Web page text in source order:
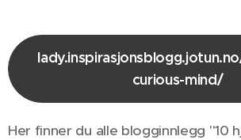
curious-mind/
Her finner du alle blogginnlegg "10